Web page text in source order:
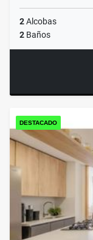
2Alcobas
2 Baños
DESTACADO